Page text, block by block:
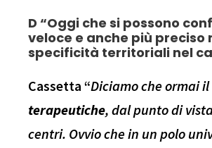
D “Oggi che si possono
veloce e anche più
specificità territoriali nel
Cassetta “Diciamo che ormai
terapeutiche, dal punto di
centri. Ovvio che in un polo